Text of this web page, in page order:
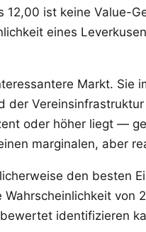
ist keine Value-
eines
Markt.
oder höher liegt —
marginalen, aber
den besten
identifizieren